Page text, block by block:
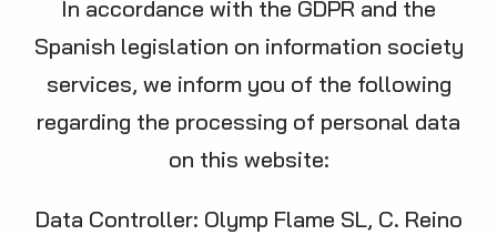
In accordance with the GDPR and the
Spanish legislation on information society
services, we inform you of the following
regarding the processing of personal data
on this website:
Data Controller: Olymp Flame SL, C. Reino